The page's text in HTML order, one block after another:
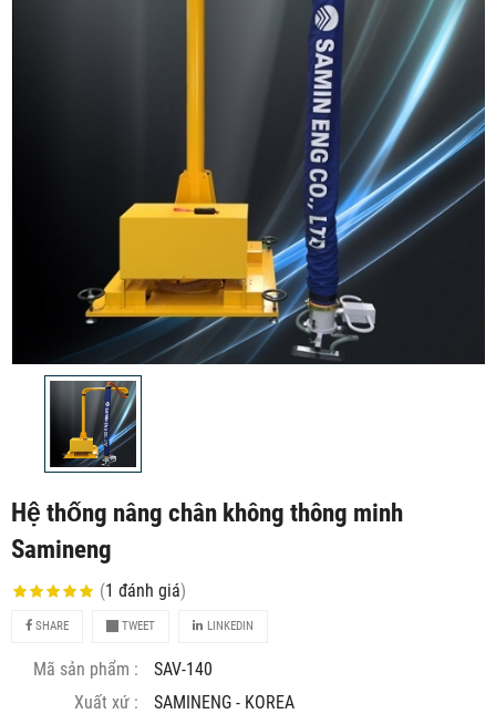
Hệ thống nâng chân không thông minh
Samineng
(1 đánh giá)
SHARE TWEET LINKEDIN
Mã sản phẩm :
SAV-140
Xuất xứ :
SAMINENG - KOREA